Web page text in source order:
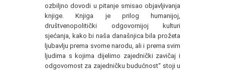
ozbiljno dovodi u pitanje smisao objavljivanja
knjige. Knjiga je prilog humanijoj,
društvenopolitički odgovornijoj kulturi
sjećanja, kako bi naša današnjica bila prožeta
ljubavlju prema svome narodu, ali i prema svim
ljudima s kojima dijelimo zajednički zavičaj i
odgovornost za zajedničku budućnost“ stoji u